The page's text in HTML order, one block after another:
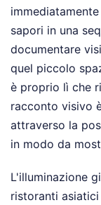
sapori in una
documentare
quel piccolo
è proprio lì che
racconto visivo
attraverso la
in modo da
L'illuminazione
ristoranti